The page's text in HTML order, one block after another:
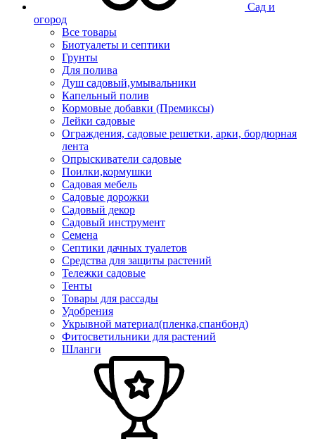
Сад и
огород
Все товары
Биотуалеты и септики
Грунты
Для полива
Душ садовый,умывальники
Капельный полив
Кормовые добавки (Премиксы)
Лейки садовые
Ограждения, садовые решетки, арки, бордюрная
лента
Опрыскиватели садовые
Поилки,кормушки
Садовая мебель
Садовые дорожки
Садовый декор
Садовый инструмент
Семена
Септики дачных туалетов
Средства для защиты растений
Тележки садовые
Тенты
Товары для рассады
Удобрения
Укрывной материал(пленка,спанбонд)
Фитосветильники для растений
Шланги